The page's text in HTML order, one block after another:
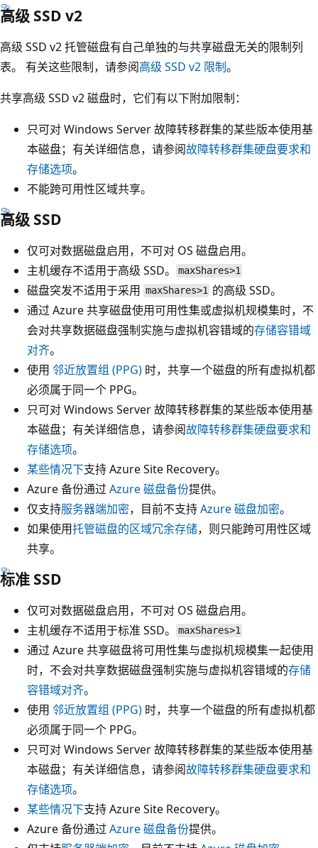
高级 SSD v2
高级 SSD v2 托管磁盘有自己单独的与共享磁盘无关的限制列
表。 有关这些限制，请参阅高级 SSD v2 限制。
共享高级 SSD v2 磁盘时，它们有以下附加限制：
只可对 Windows Server 故障转移群集的某些版本使用基
本磁盘；有关详细信息，请参阅故障转移群集硬盘要求和
存储选项。
不能跨可用性区域共享。
高级 SSD
仅可对数据磁盘启用，不可对 OS 磁盘启用。
主机缓存不适用于高级 SSD。
maxShares>1
磁盘突发不适用于采用 maxShares>1 的高级 SSD。
通过 Azure 共享磁盘使用可用性集或虚拟机规模集时，不
会对共享数据磁盘强制实施与虚拟机容错域的存储容错域
对齐。
使用 邻近放置组 (PPG) 时，共享一个磁盘的所有虚拟机都
必须属于同一个 PPG。
只可对 Windows Server 故障转移群集的某些版本使用基
本磁盘；有关详细信息，请参阅故障转移群集硬盘要求和
存储选项。
某些情况下支持 Azure Site Recovery。
Azure 备份通过 Azure 磁盘备份提供。
仅支持服务器端加密，目前不支持Azure 磁盘加密。
如果使用托管磁盘的区域冗余存储，则只能跨可用性区域
共享。
标准 SSD
仅可对数据磁盘启用，不可对 OS 磁盘启用。
主机缓存不适用于标准 SSD。
maxShares>1
通过 Azure 共享磁盘将可用性集与虚拟机规模集一起使用
时，不会对共享数据磁盘强制实施与虚拟机容错域的存储
容错域对齐。
使用 邻近放置组 (PPG) 时，共享一个磁盘的所有虚拟机都
必须属于同一个 PPG。
只可对 Windows Server 故障转移群集的某些版本使用基
本磁盘；有关详细信息，请参阅故障转移群集硬盘要求和
存储选项。
某些情况下支持 Azure Site Recovery。
Azure 备份通过 Azure 磁盘备份提供。